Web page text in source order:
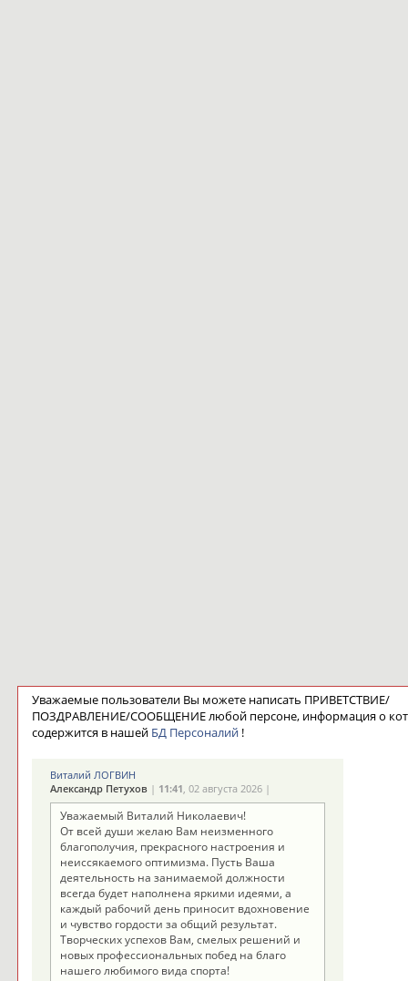
Уважаемые пользователи Вы можете написать ПРИВЕТСТВИЕ/
ПОЗДРАВЛЕНИЕ/СООБЩЕНИЕ любой персоне, информация о
содержится в нашей БД Персоналий!
Виталий ЛОГВИН
Александр Петухов| 11:41, 02 августа 2026 |
Уважаемый Виталий Николаевич!
От всей души желаю Вам неизменного
благополучия, прекрасного настроения и
неиссякаемого оптимизма. Пусть Ваша
деятельность на занимаемой должности
всегда будет наполнена яркими идеями, а
каждый рабочий день приносит вдохновение
и чувство гордости за общий результат.
Творческих успехов Вам, смелых решений и
новых профессиональных побед на благо
нашего любимого вида спорта!